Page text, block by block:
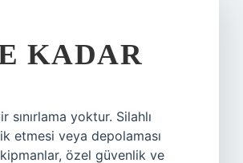
KADAR
yoktur. Silahlı
etmesi veya depolaması
özel güvenlik ve